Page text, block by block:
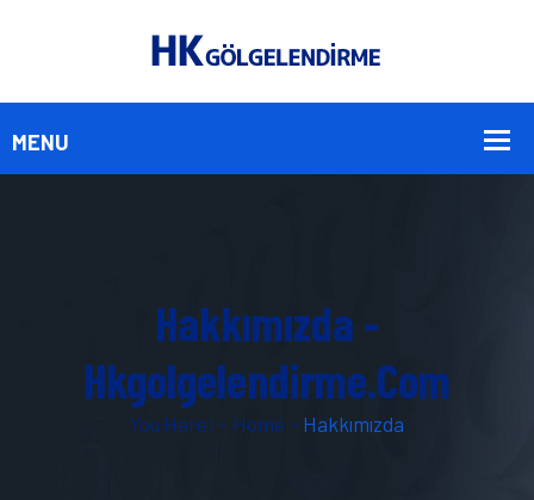
Hakkımızda -
Hkgolgelendirme.com
You Here! - Home - Hakkımızda